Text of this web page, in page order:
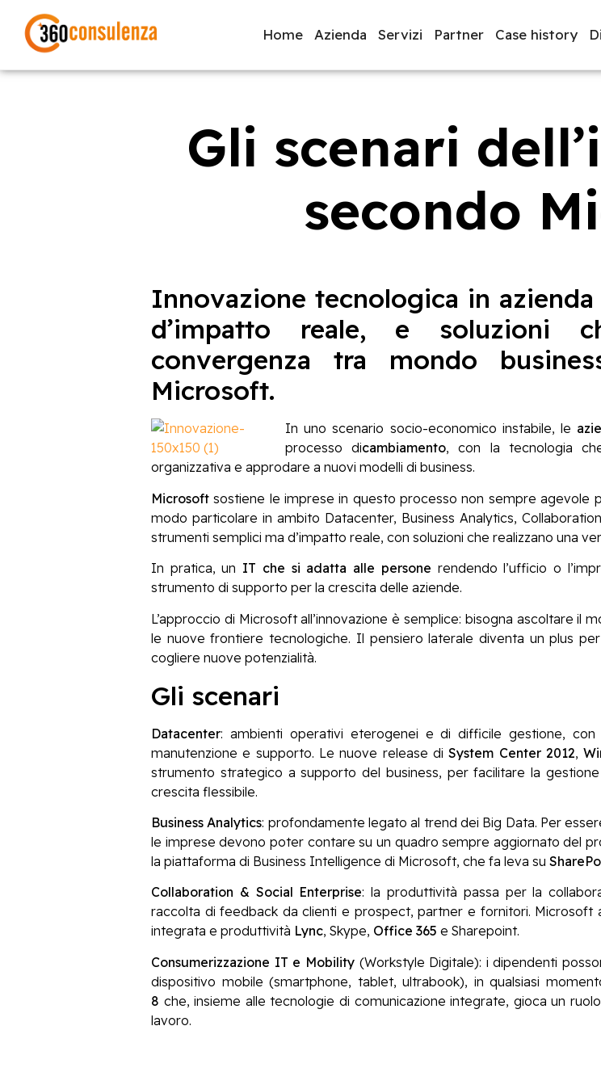
Home Azienda Servizi Partner Case history
Bandi ISO 27001 Sviluppo software BeeProd
Gli scenari
secondo
Innovazione tecnologica in
d’impatto reale, e soluzioni
convergenza tra mondo
Microsoft.
In uno scenario socio-economico instabile, le
processo dicambiamento, con la tecnologia
organizzativa e approdare a nuovi modelli di business.
Microsoft sostiene le imprese in questo processo non sempre agevole
modo particolare in ambito Datacenter, Business Analytics,
strumenti semplici ma d’impatto reale, con soluzioni che realizzano una
In pratica, un IT che si adatta alle persone rendendo l’ufficio o
strumento di supporto per la crescita delle aziende.
L’approccio di Microsoft all’innovazione è semplice: bisogna ascoltare il
le nuove frontiere tecnologiche. Il pensiero laterale diventa un plus
cogliere nuove potenzialità.
Gli scenari
Datacenter: ambienti operativi eterogenei e di difficile gestione,
manutenzione e supporto. Le nuove release diSystem Center 2012,
strumento strategico a supporto del business, per facilitare la
crescita flessibile.
Business Analytics: profondamente legato al trend dei Big Data. Per
le imprese devono poter contare su un quadro sempre aggiornato del
la piattaforma di Business Intelligence di Microsoft, che fa leva su
Collaboration & Social Enterprise: la produttività passa per la
raccolta di feedback da clienti e prospect, partner e fornitori. Microsoft
integrata e produttività Lync, Skype, Office 365 e Sharepoint.
Consumerizzazione IT e Mobility(Workstyle Digitale): i dipendenti
dispositivo mobile (smartphone, tablet, ultrabook), in qualsiasi
8 che, insieme alle tecnologie di comunicazione integrate, gioca un
lavoro.